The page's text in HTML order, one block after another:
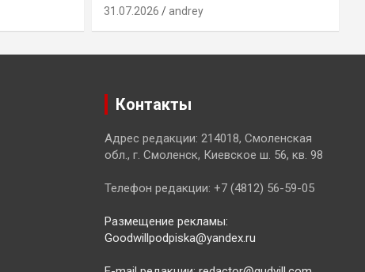
31.07.2026 andrey
Контакты
Адрес редакции: 214018, Смоленская
обл., г. Смоленск, Киевское ш. 56, кв. 98
Телефон редакции: +7 (4812) 56-59-05
Размещение рекламы:
Goodwillpodpiska@yandex.ru